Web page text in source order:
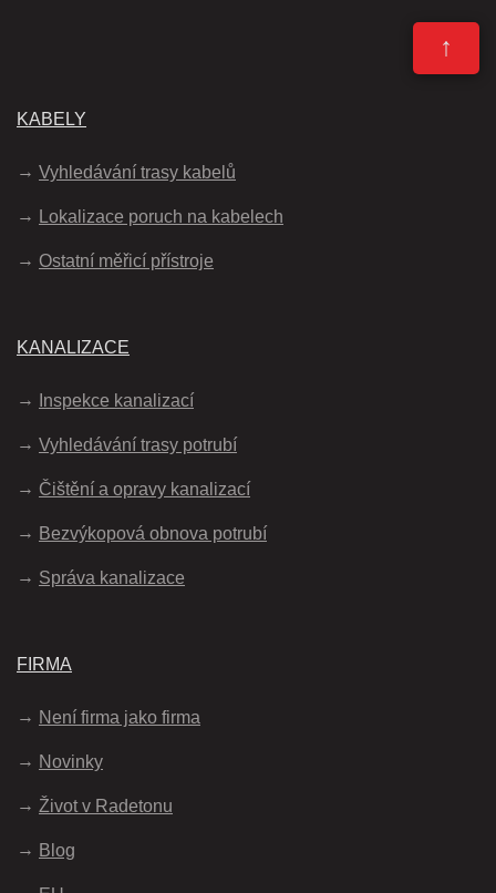
↑
KABELY
Vyhledávání trasy kabelů
Lokalizace poruch na kabelech
Ostatní měřicí přístroje
KANALIZACE
Inspekce kanalizací
Vyhledávání trasy potrubí
Čištění a opravy kanalizací
Bezvýkopová obnova potrubí
Správa kanalizace
FIRMA
Není firma jako firma
Novinky
Život v Radetonu
Blog